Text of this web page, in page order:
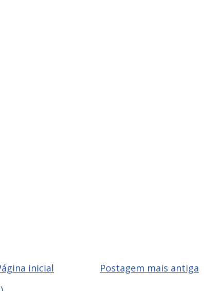
Postagem mais antiga
inicial